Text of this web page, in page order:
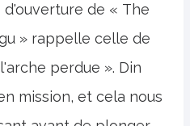
de « The
» rappelle celle de
perdue ». Din
mission, et cela nous